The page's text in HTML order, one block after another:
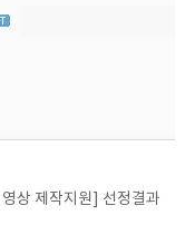
상 제작지원] 선정결과